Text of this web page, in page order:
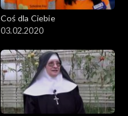
Coś dla Ciebie
03.02.2020